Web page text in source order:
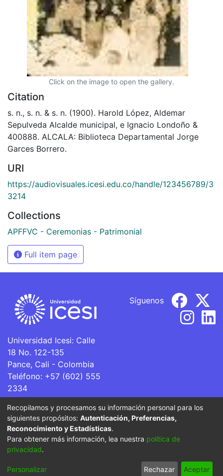
Click on the image to open the gallery.
Citation
s. n., s. n. & s. n. (1900). Harold López, Aldemar
Sepulveda Alcalde municipal, e Ignacio Londoño &
400888. ALCALA: Biblioteca Departamental Jorge
Garces Borrero.
URI
https://audiovisuales.icesi.edu.co/handle/123456789/3
3214
Collections
APFFVC - Ceremonias - Patrimonial
Full item page
Universidad Icesi: Calle
18 No. 122-135
Pance, Cali - Colombia
Teléfono: +57 (602) 555
2334
ventanillaunica@icesi.edu.co
Síguenos
La Universidad Icesi es una Institución de Educación
Superior que se encuentra sujeta a inspección y vigilancia
por parte del Ministerio de Educación Nacional.
Cookie
End User
Send
Recopilamos y procesamos su información personal para los
siguientes propósitos: Autenticación, Preferencias,
Reconocimiento y Estadísticas.
Para obtener más información, lea nuestra política de
privacidad.
Personalizar Rechazar Aceptar